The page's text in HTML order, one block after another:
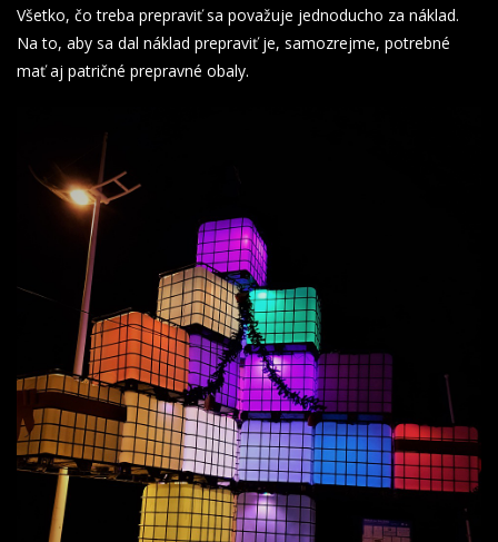
Všetko, čo treba prepraviť sa považuje jednoducho za náklad.
Na to, aby sa dal náklad prepraviť je, samozrejme, potrebné
mať aj patričné prepravné obaly.